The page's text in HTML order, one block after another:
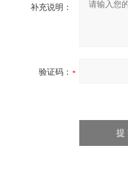
补充说明：
验证码：